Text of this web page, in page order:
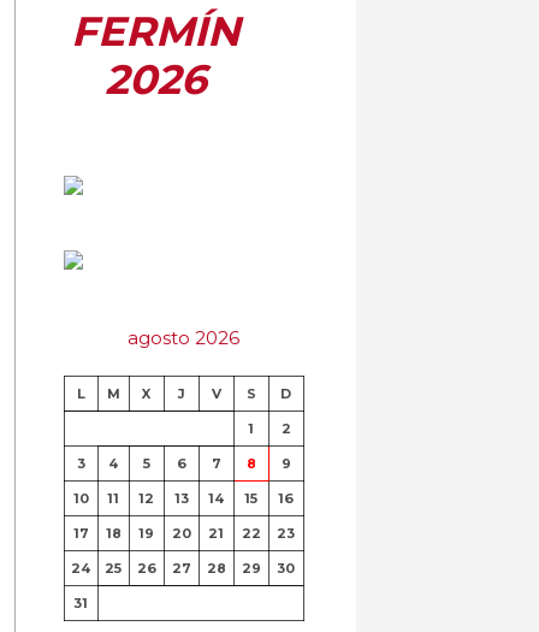
FERMÍN
2026
agosto 2026
L M X J V S D
1 2
3 4 5 6 7 8 9
10 11 12 13 14 15 16
17 18 19 20 21 22 23
24 25 26 27 28 29 30
31